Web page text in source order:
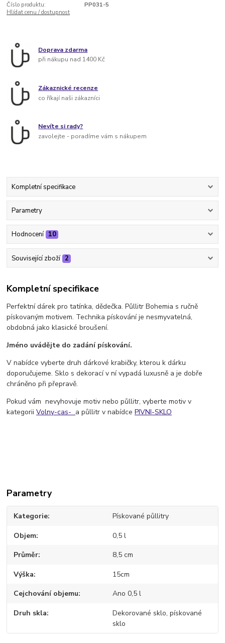
Číslo produktu:
PP031-5
Hlídat cenu / dostupnost
Doprava zdarma
při nákupu nad 1400 Kč
Zákaznické recenze
co říkají naši zákazníci
Nevíte si rady?
zavolejte - poradíme vám s nákupem
Kompletní specifikace
Parametry
Hodnocení 10
Související zboží 2
Kompletní specifikace
Perfektní dárek pro tatínka, dědečka. Půllitr Bohemia s ručně
pískovaným motivem. Technika pískování je nesmyvatelná,
obdobná jako klasické broušení.
Jméno uvádějte do zadání pískování.
V nabídce vyberte druh dárkové krabičky, kterou k dárku
doporučujeme. Sklo s dekorací v ní vypadá luxusně a je dobře
chráněno při přepravě.
Pokud vám nevyhovuje motiv nebo půllitr, vyberte motiv v
kategoriiVolny-cas- a půllitr v nabídcePIVNI-SKLO
Parametry
Kategorie Pískované půllitry
Objem 0,5 l
Průměr 8,5 cm
Výška 15cm
Cejchování objemu Ano 0,5 l
Druh skla
Dekorované sklo, pískované
sklo